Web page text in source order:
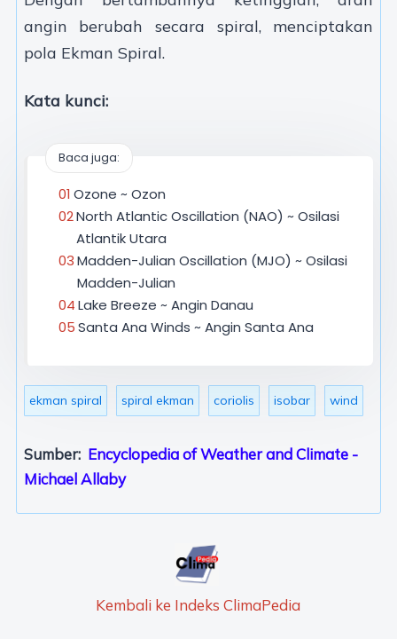
angin berubah secara spiral, menciptakan
pola Ekman Spiral.
Kata kunci:
Baca juga:
Ozone ~ Ozon
North Atlantic Oscillation (NAO) ~ Osilasi
Atlantik Utara
Madden-Julian Oscillation (MJO) ~ Osilasi
Madden-Julian
Lake Breeze ~ Angin Danau
Santa Ana Winds ~ Angin Santa Ana
ekman spiral spiral ekman coriolis isobar wind
Sumber: Encyclopedia of Weather and Climate -
Michael Allaby
Kembali ke Indeks ClimaPedia